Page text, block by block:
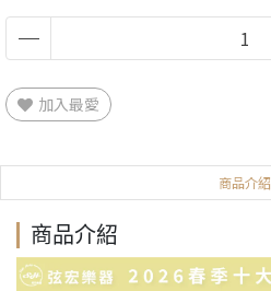
加入最愛
商品介紹
商品介紹